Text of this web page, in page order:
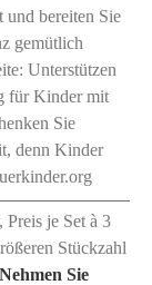
und bereiten Sie
gemütlich
Unterstützen
für Kinder mit
Sie
denn Kinder
je Set à 3
Stückzahl
Nehmen Sie